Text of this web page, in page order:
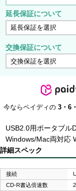
延長保証について
交換保証について
今ならペイディの 3・6
USB2.0用ポータブル
Windows/Mac両対応
詳細スペック
接続
CD-R書込倍速数